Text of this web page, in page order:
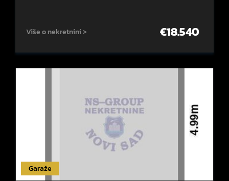
Više o nekretnini > €18.540
Garaže